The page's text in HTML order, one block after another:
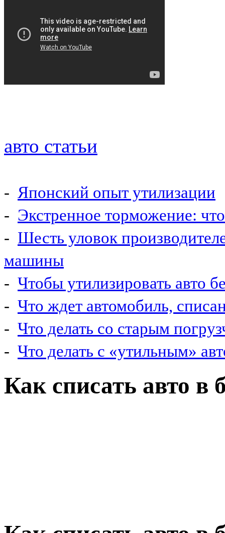
авто статьи
- Японский опыт утилизации
- Экстренное торможение:
- Шесть уловок
машины
- Чтобы утилизировать авто
- Что ждет автомобиль,
- Что делать со старым
- Что делать с «утильным»
Как списать авто в